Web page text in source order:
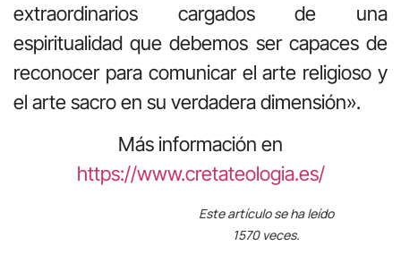
extraordinarios cargados de una
espiritualidad que debemos ser capaces de
reconocer para comunicar el arte religioso y
el arte sacro en su verdadera dimensión».
Más información en
https://www.cretateologia.es/
Este artículo se ha leído
1570 veces.